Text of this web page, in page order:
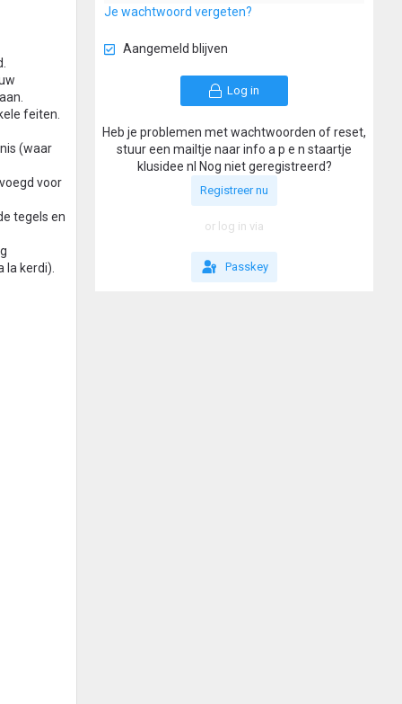
feiten.
(waar
voor
tegels en
kerdi).
Je wachtwoord vergeten?
Aangemeld blijven
Log in
Heb je problemen met wachtwoorden of reset,
stuur een mailtje naar info a p e n staartje
klusidee nl Nog niet geregistreerd?
Registreer nu
or log in via
Passkey